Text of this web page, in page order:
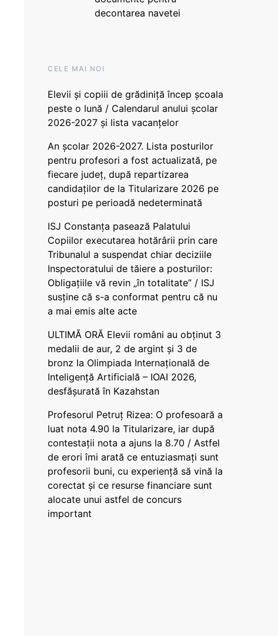
decontarea navetei
CELE MAI NOI
Elevii și copiii de grădiniță încep școala
peste o lună / Calendarul anului școlar
2026-2027 și lista vacanțelor
An școlar 2026-2027. Lista posturilor
pentru profesori a fost actualizată, pe
fiecare județ, după repartizarea
candidaților de la Titularizare 2026 pe
posturi pe perioadă nedeterminată
ISJ Constanța pasează Palatului
Copiilor executarea hotărârii prin care
Tribunalul a suspendat chiar deciziile
Inspectoratului de tăiere a posturilor:
Obligațiile vă revin „în totalitate” / ISJ
susține că s-a conformat pentru că nu
a mai emis alte acte
ULTIMĂ ORĂ Elevii români au obținut 3
medalii de aur, 2 de argint și 3 de
bronz la Olimpiada Internațională de
Inteligență Artificială – IOAI 2026,
desfășurată în Kazahstan
Profesorul Petruț Rizea: O profesoară a
luat nota 4.90 la Titularizare, iar după
contestații nota a ajuns la 8.70 / Astfel
de erori îmi arată ce entuziasmați sunt
profesorii buni, cu experiență să vină la
corectat și ce resurse financiare sunt
alocate unui astfel de concurs
important